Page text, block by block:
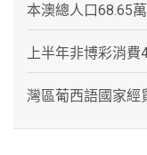
本澳總人口68.65
上半年非博彩消費
灣區葡西語國家經